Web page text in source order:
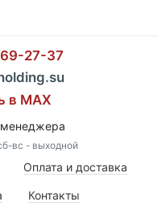
27-37
в MAX
менеджера
вс - выходной
Оплата и доставка
Контакты